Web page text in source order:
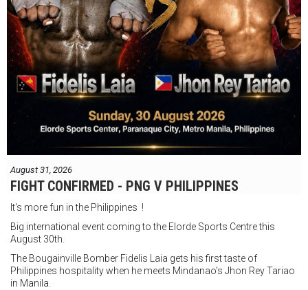
August 31, 2026
FIGHT CONFIRMED - PNG V PHILIPPINES
It's more fun in the Philippines !
Big international event coming to the Elorde Sports Centre this
August 30th.
The Bougainville Bomber Fidelis Laia gets his first taste of
Philippines hospitality when he meets Mindanao's Jhon Rey Tariao
in Manila.